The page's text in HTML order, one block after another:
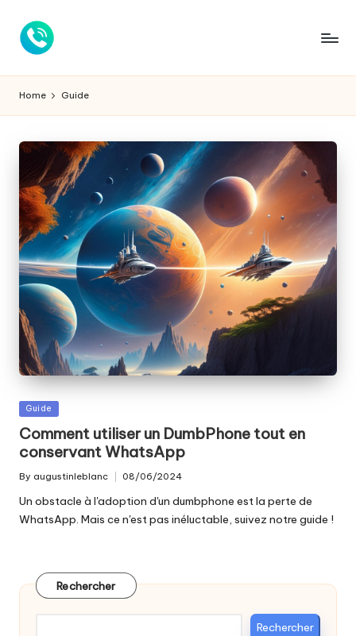
Home Guide
Posted
in
Guide
Comment utiliser un DumbPhone tout en
conservant WhatsApp
Posted
By augustinleblanc 08/06/2024
Un obstacle à l'adoption d'un dumbphone est la perte de
WhatsApp. Mais ce n'est pas inéluctable, suivez notre guide !
Rechercher
Rechercher